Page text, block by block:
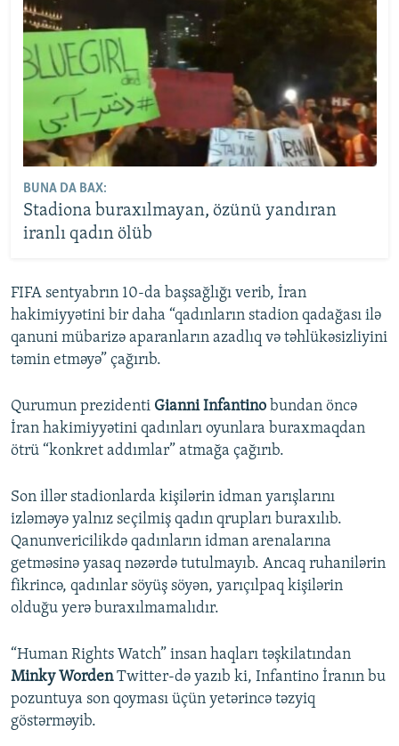
BUNA DA BAX:
Stadiona buraxılmayan, özünü yandıran
iranlı qadın ölüb
FIFA sentyabrın 10-da başsağlığı verib, İran
hakimiyyətini bir daha “qadınların stadion qadağası ilə
qanuni mübarizə aparanların azadlıq və təhlükəsizliyini
təmin etməyə” çağırıb.
Qurumun prezidenti Gianni Infantino bundan öncə
İran hakimiyyətini qadınları oyunlara buraxmaqdan
ötrü “konkret addımlar” atmağa çağırıb.
Son illər stadionlarda kişilərin idman yarışlarını
izləməyə yalnız seçilmiş qadın qrupları buraxılıb.
Qanunvericilikdə qadınların idman arenalarına
getməsinə yasaq nəzərdə tutulmayıb. Ancaq ruhanilərin
fikrincə, qadınlar söyüş söyən, yarıçılpaq kişilərin
olduğu yerə buraxılmamalıdır.
“Human Rights Watch” insan haqları təşkilatından
Minky WordenTwitter-də yazıb ki, Infantino İranın bu
pozuntuya son qoyması üçün yetərincə təzyiq
göstərməyib.